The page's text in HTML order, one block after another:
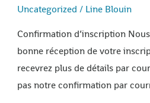
Uncategorized / Line Blouin
Confirmation d’inscription
bonne réception de votre
recevrez plus de détails par
pas notre confirmation par